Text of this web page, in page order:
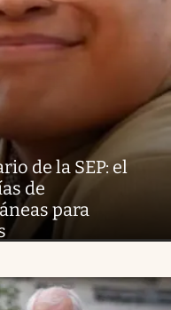
de la SEP: el
de
para